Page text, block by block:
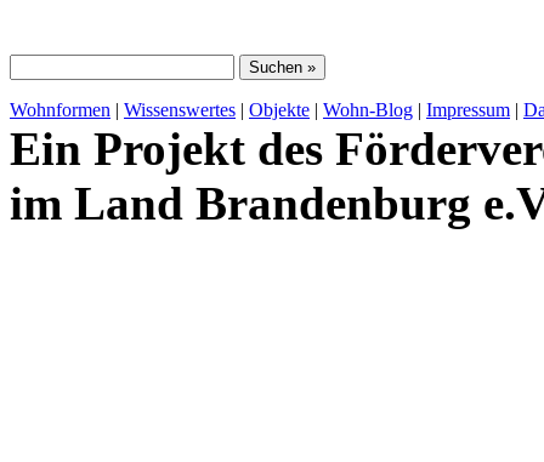
Wohnformen | Wissenswertes | Objekte | Wohn-Blog | Impressum |
Ein Projekt des
im Land Brandenburg